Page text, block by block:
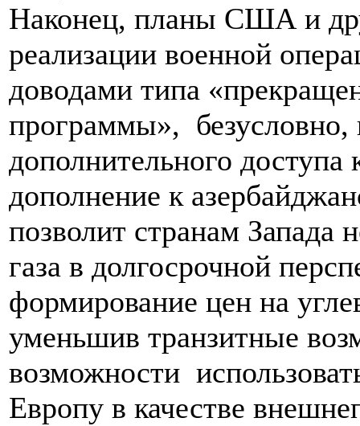
Наконец, планы США и
реализации военной
доводами типа
программы»,
дополнительного
дополнение к
позволит странам Запада
газа в долгосрочной
формирование цен на
уменьшив транзитные
возможности
Европу в качестве